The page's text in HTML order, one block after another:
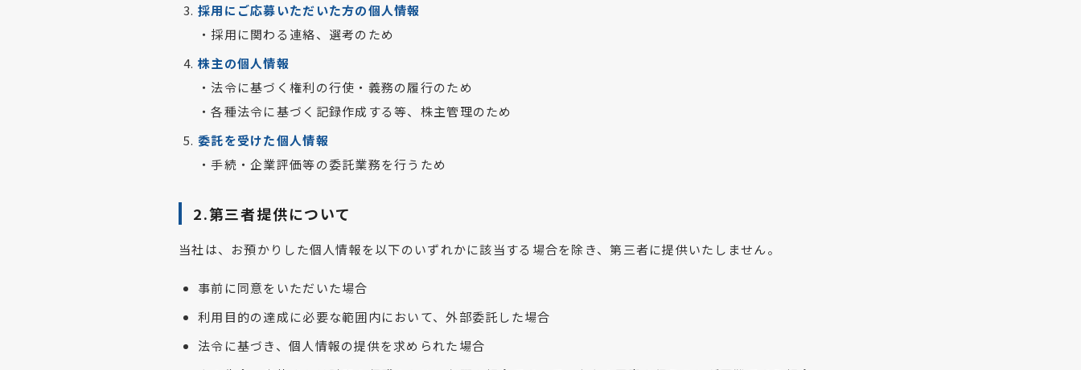
採用にご応募いただいた方の個人情報
・採用に関わる連絡、選考のため
株主の個人情報
・法令に基づく権利の行使・義務の履行のため
・各種法令に基づく記録作成する等、株主管理のため
委託を受けた個人情報
・手続・企業評価等の委託業務を行うため
2.第三者提供について
当社は、お預かりした個人情報を以下のいずれかに該当する場合を除き、第三者に提供いたしません。
事前に同意をいただいた場合
利用目的の達成に必要な範囲内において、外部委託した場合
法令に基づき、個人情報の提供を求められた場合